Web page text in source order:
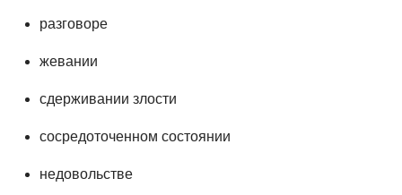
разговоре
жевании
сдерживании злости
сосредоточенном состоянии
недовольстве